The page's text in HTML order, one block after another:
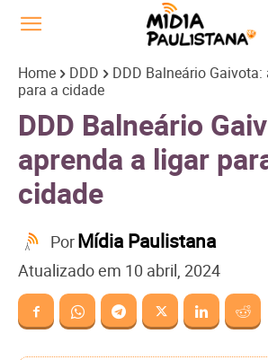
Home DDD
DDD Balneário
para a cidade
DDD Balneário
aprenda a ligar
cidade
PorMídia Paulistana
Atualizado em 10 abril, 2024